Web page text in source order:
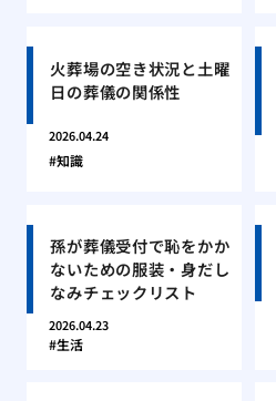
火葬場の空き状況と土曜
日の葬儀の関係性
2026.04.24
知識
孫が葬儀受付で恥をかか
ないための服装・身だし
なみチェックリスト
2026.04.23
生活